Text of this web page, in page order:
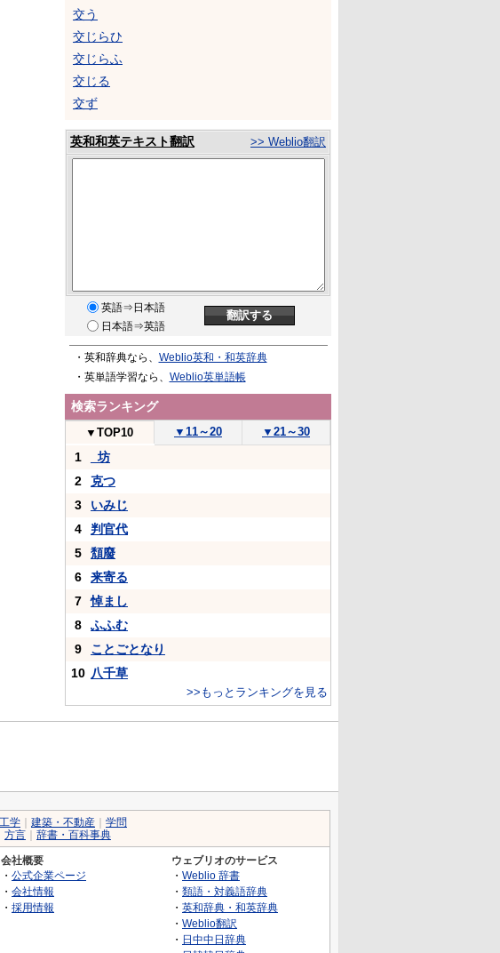
交う
交じらひ
交じらふ
交じる
交ず
英和和英テキスト翻訳 >> Weblio翻訳
英語⇒日本語
日本語⇒英語
・英和辞典なら、 Weblio英和・和英辞典
・英単語学習なら、 Weblio英単語帳
検索ランキング
▼ TOP10 ▼ 11～20 ▼ 21～30
1
_坊
2
克つ
3
いみじ
4
判官代
5
頽廢
6
来寄る
7
悼まし
8
ふふむ
9
ことごとなり
10 八千草
>>もっとランキングを見る
工学 建築・不動産
学問
方言 辞書・百科事典
会社概要
・ 公式企業ページ
・ 会社情報
・ 採用情報
ウェブリオのサービス
・ Weblio 辞書
・ 類語・対義語辞典
・ 英和辞典・和英辞典
・ Weblio翻訳
・ 日中中日辞典